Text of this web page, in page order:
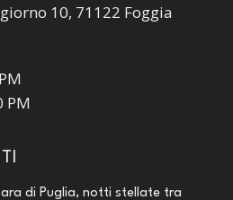
10, 71122 Foggia
PM
di Puglia, notti stellate tra